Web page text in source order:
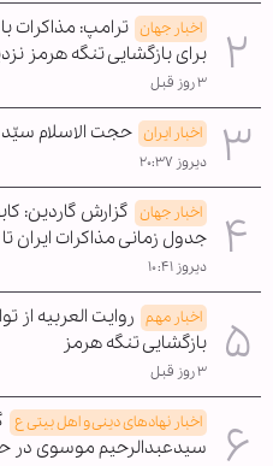
اخبار جهان ترامپ: مذاکرات
برای بازگشایی تنگه هرمز
۳ روز قبل
اخبار ایران حجت الاسلام
دیروز ۲۰:۳۷
اخبار جهان گزارش گاردین:
جدول زمانی مذاکرات ایران
دیروز ۱۰:۴۱
اخبار مهم روایت العربیه از
بازگشایی تنگه هرمز
۳ روز قبل
اخبار نهادهای دینی و اهل بیتی ع
سیدعبدالرحیم موسوی در